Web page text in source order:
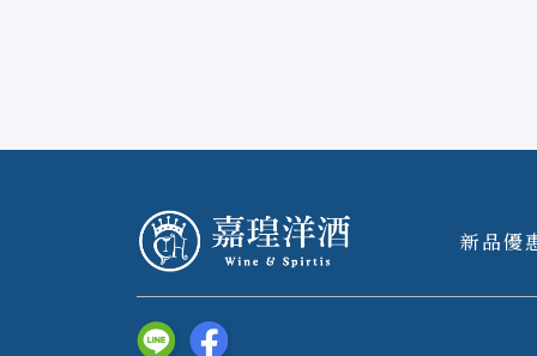
新品優